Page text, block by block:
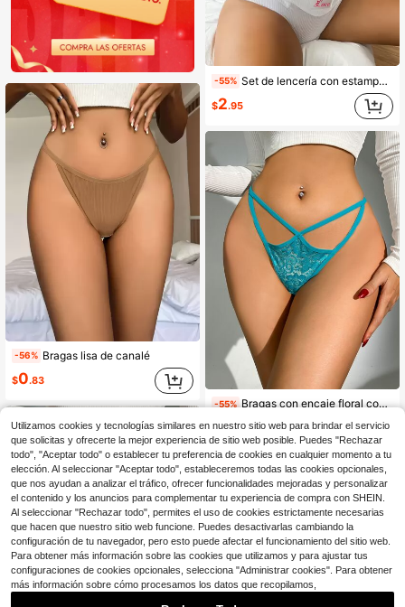
-56% Bragas lisa de canalé
$0.83
-55% Set de lencería con estampado de letra
$2.95
-55% Bragas con encaje floral con abertura
Solo quedan 9
$1.20
Utilizamos cookies y tecnologías similares en nuestro sitio web para brindar el servicio
que solicitas y ofrecerte la mejor experiencia de sitio web posible. Puedes "Rechazar
todo", "Aceptar todo" o establecer tu preferencia de cookies en cualquier momento a tu
elección. Al seleccionar "Aceptar todo", estableceremos todas las cookies opcionales,
que nos ayudan a analizar el tráfico, ofrecer funcionalidades mejoradas y personalizar
el contenido y los anuncios para complementar tu experiencia de compra con SHEIN.
Al seleccionar "Rechazar todo", permites el uso de cookies estrictamente necesarias
que hacen que nuestro sitio web funcione. Puedes desactivarlas cambiando la
configuración de tu navegador, pero esto puede afectar el funcionamiento del sitio web.
Para obtener más información sobre las cookies que utilizamos y para ajustar tus
configuraciones de cookies opcionales, selecciona "Administrar cookies". Para obtener
más información sobre cómo procesamos los datos que recopilamos,